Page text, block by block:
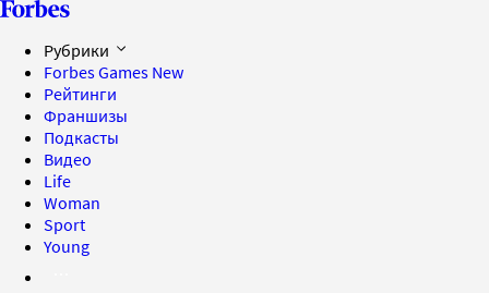
Рубрики
Forbes Games New
Рейтинги
Франшизы
Подкасты
Видео
Life
Woman
Sport
Young